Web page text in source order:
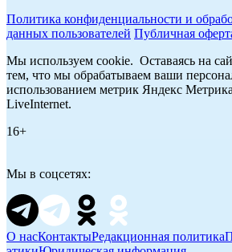
Политика конфиденциальности и
данных пользователей Публичная
Мы используем cookie. Оставаясь на
тем, что мы обрабатываем ваши
использованием метрик Яндекс
LiveInternet.
16+
Мы в соцсетях:
О насКонтактыРедакционная политика